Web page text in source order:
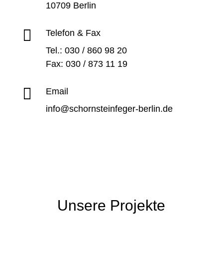
10709 Berlin

Telefon & Fax
Tel.: 030 / 860 98 20
Fax: 030 / 873 11 19

Email
info@schornsteinfeger-berlin.de
Unsere Projekte